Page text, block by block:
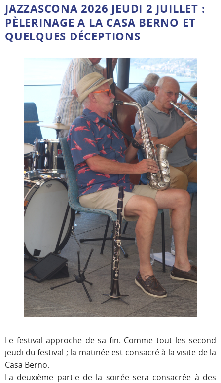
JAZZASCONA 2026 JEUDI 2 JUILLET :
PÈLERINAGE A LA CASA BERNO ET
QUELQUES DÉCEPTIONS
Le festival approche de sa fin. Comme tout les second
jeudi du festival ; la matinée est consacré à la visite de la
Casa Berno.
La deuxième partie de la soirée sera consacrée à des